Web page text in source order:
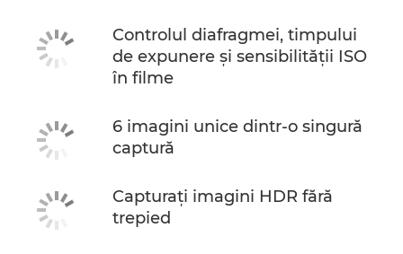
Controlul diafragmei, timpului
de expunere şi sensibilităţii ISO
în filme
6 imagini unice dintr-o singură
captură
Capturaţi imagini HDR fără
trepied